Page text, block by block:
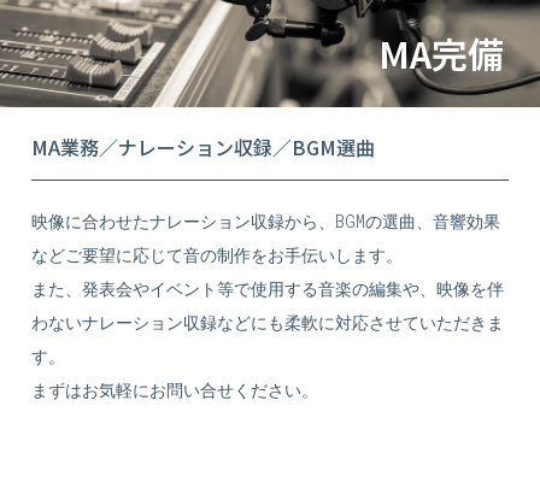
MA完備
MA業務／ナレーション収録／BGM選曲
映像に合わせたナレーション収録から、BGMの選曲、音響効果
などご要望に応じて音の制作をお手伝いします。
また、発表会やイベント等で使用する音楽の編集や、映像を伴
わないナレーション収録などにも柔軟に対応させていただきま
す。
まずはお気軽にお問い合せください。